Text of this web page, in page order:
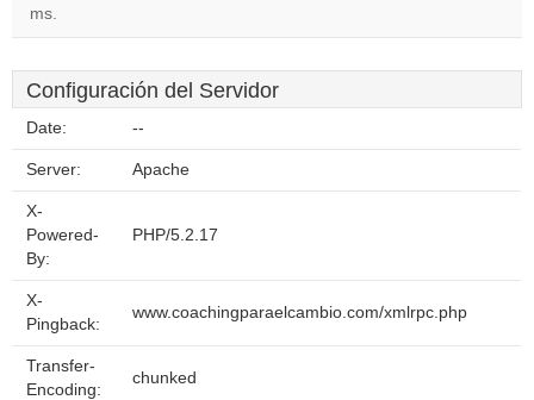
ms.
Configuración del Servidor
Date: --
Server: Apache
X-
Powered-
By:
PHP/5.2.17
X-
Pingback:
www.coachingparaelcambio.com/xmlrpc.php
Transfer-
Encoding:
chunked